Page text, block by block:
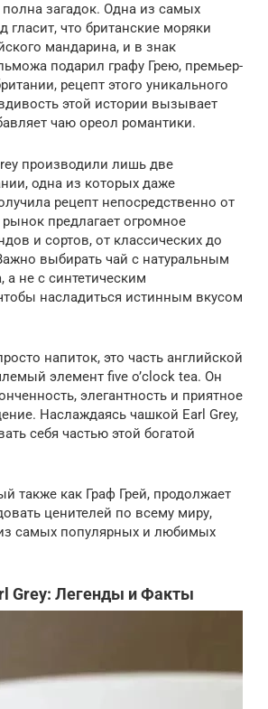
полна загадок. Одна из самых
гласит, что британские моряки
мандарина, и в знак
подарил графу Грею, премьер-
рецепт этого уникального
этой истории вызывает
чаю ореол романтики.
производили лишь две
одна из которых даже
рецепт непосредственно от
предлагает огромное
и сортов, от классических до
выбирать чай с натуральным
а не с синтетическим
насладиться истинным вкусом
напиток, это часть английской
элемент five o’clock tea. Он
элегантность и приятное
Наслаждаясь чашкой Earl Grey,
себя частью этой богатой
также как Граф Грей, продолжает
ценителей по всему миру,
самых популярных и любимых
Grey: Легенды и Факты